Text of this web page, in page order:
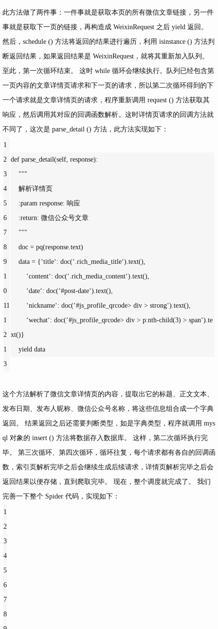
此方法做了两件事：一件事就是获取本页的所有微信文章链接，另一件
事就是获取下一页的链接，再构造成 WeixinRequest 之后 yield 返回。
然后，schedule () 方法将返回的结果进行遍历，利用 isinstance () 方法判
断返回结果，如果返回结果是 WeixinRequest，就将其重新加入队列。
至此，第一次循环结束。 这时 while 循环会继续执行。队列已经包含第
一页内容的文章详情页请求和下一页的请求，所以第二次循环得到的下
一个请求就是文章详情页的请求，程序重新调用 request () 方法获取其
响应，然后调用其对应的回调函数解析。这时详情页请求的回调方法就
不同了，这次是 parse_detail () 方法，此方法实现如下：
1
2
3
4
5
6
7
8
9
1
0
11
1
2
1
3
def parse _detail(self, response):
"""
    解析详情页
    :param response: 响应
    :return: 微信公众号文章
    """
doc = pq(response.text)
    data = {
‘title‘: doc(‘.rich_media_title‘).text(),
‘content‘: doc(‘.rich_media_content‘).text(),
‘date‘: doc(‘#post-date‘).text(),
‘nickname‘: doc(‘#js_profile_qrcode> div > strong‘).text(),
‘wechat‘: doc(‘#js_profile_qrcode> div > p:nth-child(3) > span‘).te
xt()}
    yield data
这个方法解析了微信文章详情页的内容，提取出它的标题、正文文本、
发布日期、发布人昵称、微信公众号名称，将这些信息组合成一个字典
返回。 结果返回之后还需要判断类型，如是字典类型，程序就调用 mys
ql 对象的 insert () 方法将数据存入数据库。 这样，第二次循环执行完
毕。 第三次循环、第四次循环，循环往复，每个请求都有各自的回调函
数，索引页解析完毕之后会继续生成后续请求，详情页解析完毕之后会
返回结果以便存储，直到爬取完毕。 现在，整个调度就完成了。 我们
完善一下整个 Spider 代码，实现如下：
1
2
3
4
5
6
7
8